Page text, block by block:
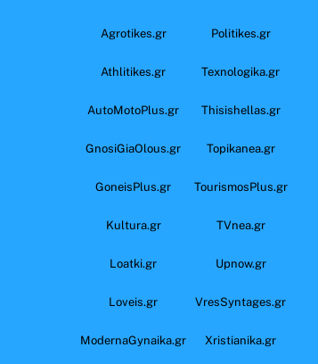
Agrotikes.gr Politikes.gr
Athlitikes.gr Texnologika.gr
AutoMotoPlus.gr Thisishellas.gr
GnosiGiaOlous.gr Topikanea.gr
GoneisPlus.gr TourismosPlus.gr
Kultura.gr TVnea.gr
Loatki.gr Upnow.gr
Loveis.gr VresSyntages.gr
ModernaGynaika.gr Xristianika.gr